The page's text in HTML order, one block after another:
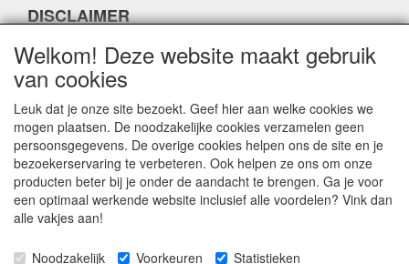
DISCLAIMER
Herroepingslink aanvragen
CONTACTGEGEVENS
Fabulous Sales
Grotestraat 69C
5141 JN Waalwijk
Welkom! Deze website maakt gebruik
van cookies
Leuk dat je onze site bezoekt. Geef hier aan welke cookies we
mogen plaatsen. De noodzakelijke cookies verzamelen geen
persoonsgegevens. De overige cookies helpen ons de site en je
bezoekerservaring te verbeteren. Ook helpen ze ons om onze
producten beter bij je onder de aandacht te brengen. Ga je voor
een optimaal werkende website inclusief alle voordelen? Vink dan
alle vakjes aan!
Noodzakelijk Voorkeuren Statistieken